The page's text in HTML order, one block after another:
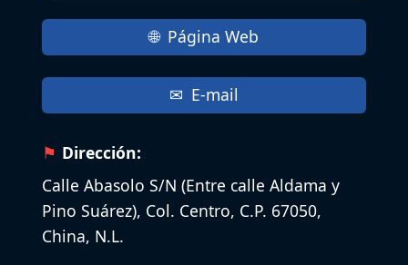
Página Web
E-mail
Dirección:
Calle Abasolo S/N (Entre calle Aldama y
Pino Suárez), Col. Centro, C.P. 67050,
China, N.L.